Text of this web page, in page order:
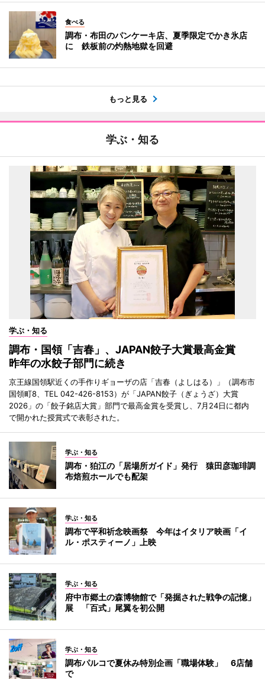
食べる
調布・布田のパンケーキ店、夏季限定でかき氷店
に 鉄板前の灼熱地獄を回避
もっと見る
学ぶ・知る
学ぶ・知る
調布・国領「吉春」、JAPAN餃子大賞最高金賞
昨年の水餃子部門に続き
京王線国領駅近くの手作りギョーザの店「吉春（よしはる）」（調布市
国領町8、TEL 042-426-8153）が「JAPAN餃子（ぎょうざ）大賞
2026」の「餃子銘店大賞」部門で最高金賞を受賞し、7月24日に都内
で開かれた授賞式で表彰された。
学ぶ・知る
調布・狛江の「居場所ガイド」発行 猿田彦珈琲調
布焙煎ホールでも配架
学ぶ・知る
調布で平和祈念映画祭 今年はイタリア映画「イ
ル・ポスティーノ」上映
学ぶ・知る
府中市郷土の森博物館で「発掘された戦争の記憶」
展 「百式」尾翼を初公開
学ぶ・知る
調布パルコで夏休み特別企画「職場体験」 6店舗
で